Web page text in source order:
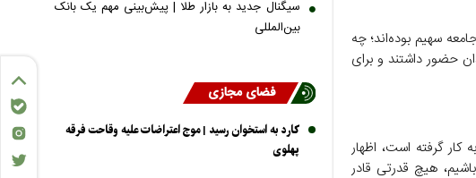
سهیم بوده‌اند؛ چه
حضور داشتند و برای
گرفته است، اظهار
هیچ قدرتی قادر
سیگنال جدید به بازار طلا | پیش‌بینی مهم یک بانک
بین‌المللی
فضای مجازی
کارد به استخوان رسید | موج اعتراضات علیه وقاحت فرقه
پهلوی